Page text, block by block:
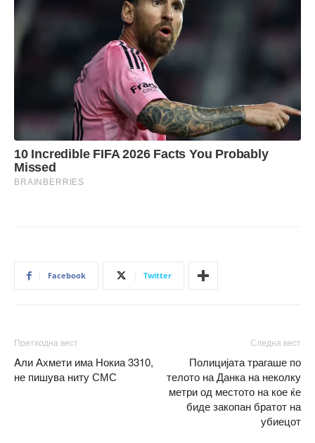
Facebook Twitter
Претходна вест
Aли Ахмети има Нокиа 3310,
не пишува ниту СМС
Следна вест
Полицијата трагаше по
телото на Данка на неколку
метри од местото на кое ќе
биде закопан братот на
убиецот